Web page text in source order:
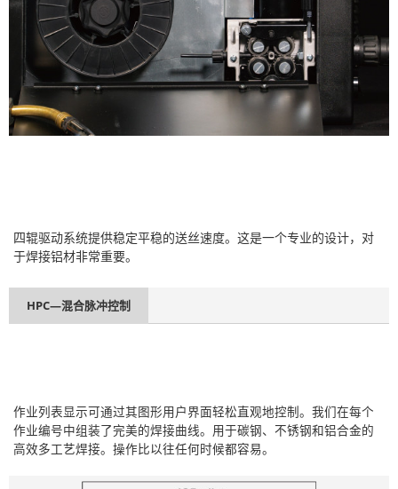
四辊驱动系统提供稳定平稳的送丝速度。这是一个专业的设计，对
于焊接铝材非常重要。
HPC—混合脉冲控制
作业列表显示可通过其图形用户界面轻松直观地控制。我们在每个
作业编号中组装了完美的焊接曲线。用于碳钢、不锈钢和铝合金的
高效多工艺焊接。操作比以往任何时候都容易。